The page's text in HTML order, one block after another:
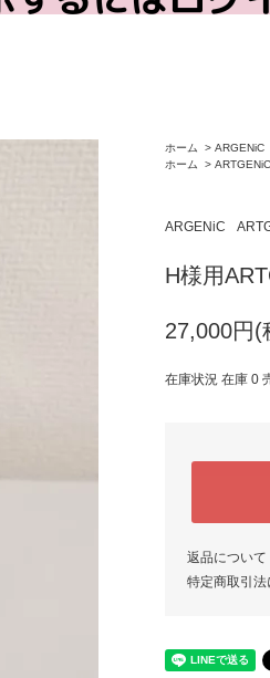
ホーム > ARGENiC
ホーム
> ARTGENiC
ARGENiC
H様用
27,000円(
在庫状況 在庫 0
返品について
特定商取引